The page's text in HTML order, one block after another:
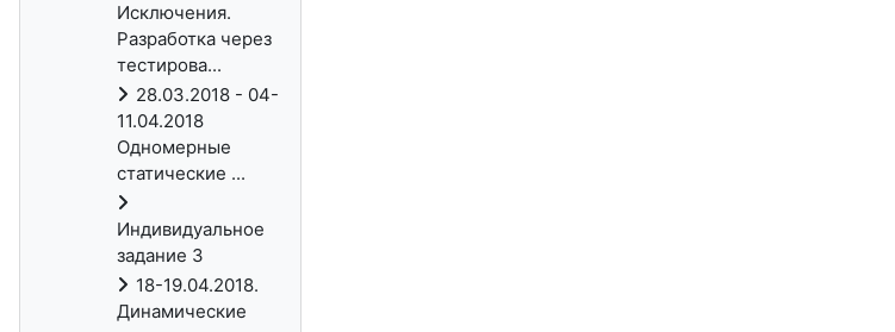
Исключения.
Разработка через
тестирова...
28.03.2018 - 04-
11.04.2018
Одномерные
статические ...
Индивидуальное
задание 3
18-19.04.2018.
Динамические